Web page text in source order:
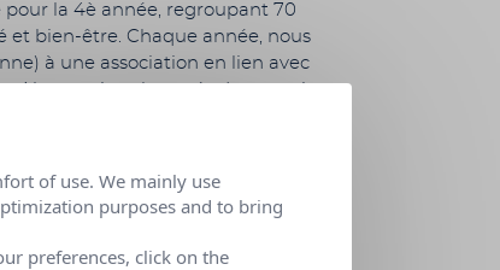
pour la 4è année, regroupant 70
et bien-être. Chaque année, nous
à une association en lien avec
of use. We mainly use
purposes and to bring
preferences, click on the